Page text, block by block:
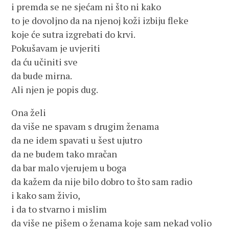
i premda se ne sjećam ni što ni kako
to je dovoljno da na njenoj koži izbiju fleke
koje će sutra izgrebati do krvi.
Pokušavam je uvjeriti
da ću učiniti sve
da bude mirna.
Ali njen je popis dug.
Ona želi
da više ne spavam s drugim ženama
da ne idem spavati u šest ujutro
da ne budem tako mračan
da bar malo vjerujem u boga
da kažem da nije bilo dobro to što sam radio
i kako sam živio,
i da to stvarno i mislim
da više ne pišem o ženama koje sam nekad volio